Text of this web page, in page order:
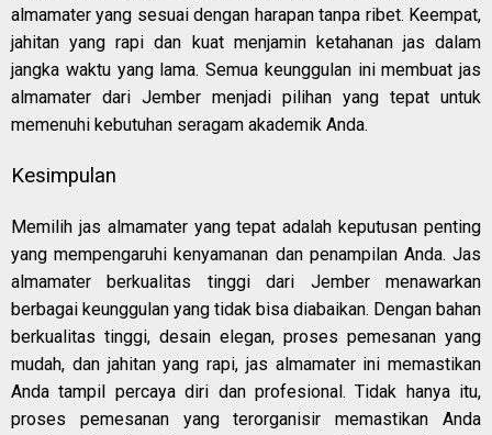
almamater yang sesuai dengan harapan tanpa ribet. Keempat,
jahitan yang rapi dan kuat menjamin ketahanan jas dalam
jangka waktu yang lama. Semua keunggulan ini membuat jas
almamater dari Jember menjadi pilihan yang tepat untuk
memenuhi kebutuhan seragam akademik Anda.
Kesimpulan
Memilih jas almamater yang tepat adalah keputusan penting
yang mempengaruhi kenyamanan dan penampilan Anda. Jas
almamater berkualitas tinggi dari Jember menawarkan
berbagai keunggulan yang tidak bisa diabaikan. Dengan bahan
berkualitas tinggi, desain elegan, proses pemesanan yang
mudah, dan jahitan yang rapi, jas almamater ini memastikan
Anda tampil percaya diri dan profesional. Tidak hanya itu,
proses pemesanan yang terorganisir memastikan Anda